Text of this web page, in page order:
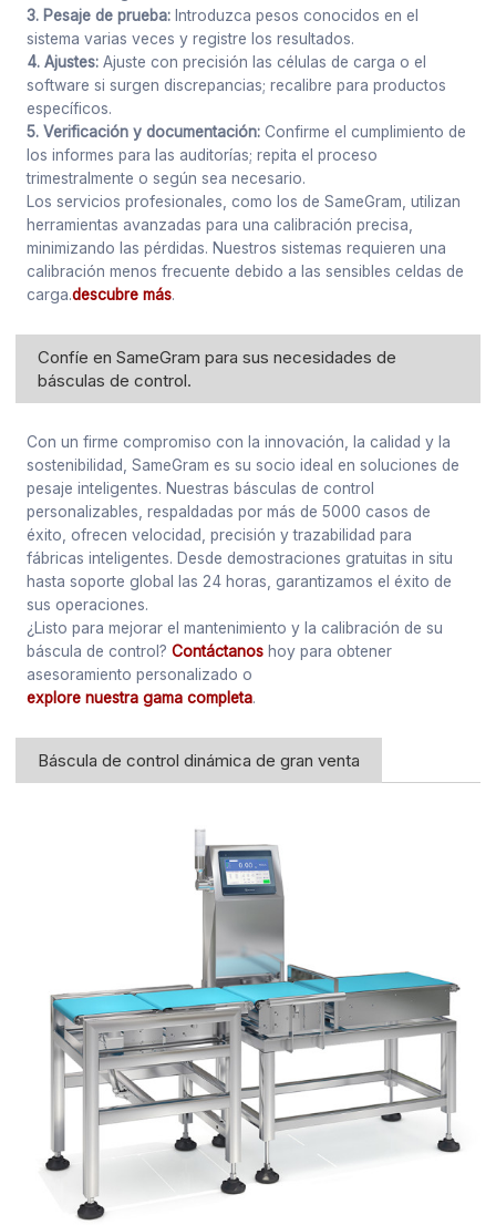
3. Pesaje de prueba: Introduzca pesos conocidos en el
sistema varias veces y registre los resultados.
4. Ajustes: Ajuste con precisión las células de carga o el
software si surgen discrepancias; recalibre para productos
específicos.
5. Verificación y documentación: Confirme el cumplimiento de
los informes para las auditorías; repita el proceso
trimestralmente o según sea necesario.
Los servicios profesionales, como los de SameGram, utilizan
herramientas avanzadas para una calibración precisa,
minimizando las pérdidas. Nuestros sistemas requieren una
calibración menos frecuente debido a las sensibles celdas de
carga.descubre más.
Confíe en SameGram para sus necesidades de
básculas de control.
Con un firme compromiso con la innovación, la calidad y la
sostenibilidad, SameGram es su socio ideal en soluciones de
pesaje inteligentes. Nuestras básculas de control
personalizables, respaldadas por más de 5000 casos de
éxito, ofrecen velocidad, precisión y trazabilidad para
fábricas inteligentes. Desde demostraciones gratuitas in situ
hasta soporte global las 24 horas, garantizamos el éxito de
sus operaciones.
¿Listo para mejorar el mantenimiento y la calibración de su
báscula de control?Contáctanos hoy para obtener
asesoramiento personalizado o
explore nuestra gama completa.
Báscula de control dinámica de gran venta